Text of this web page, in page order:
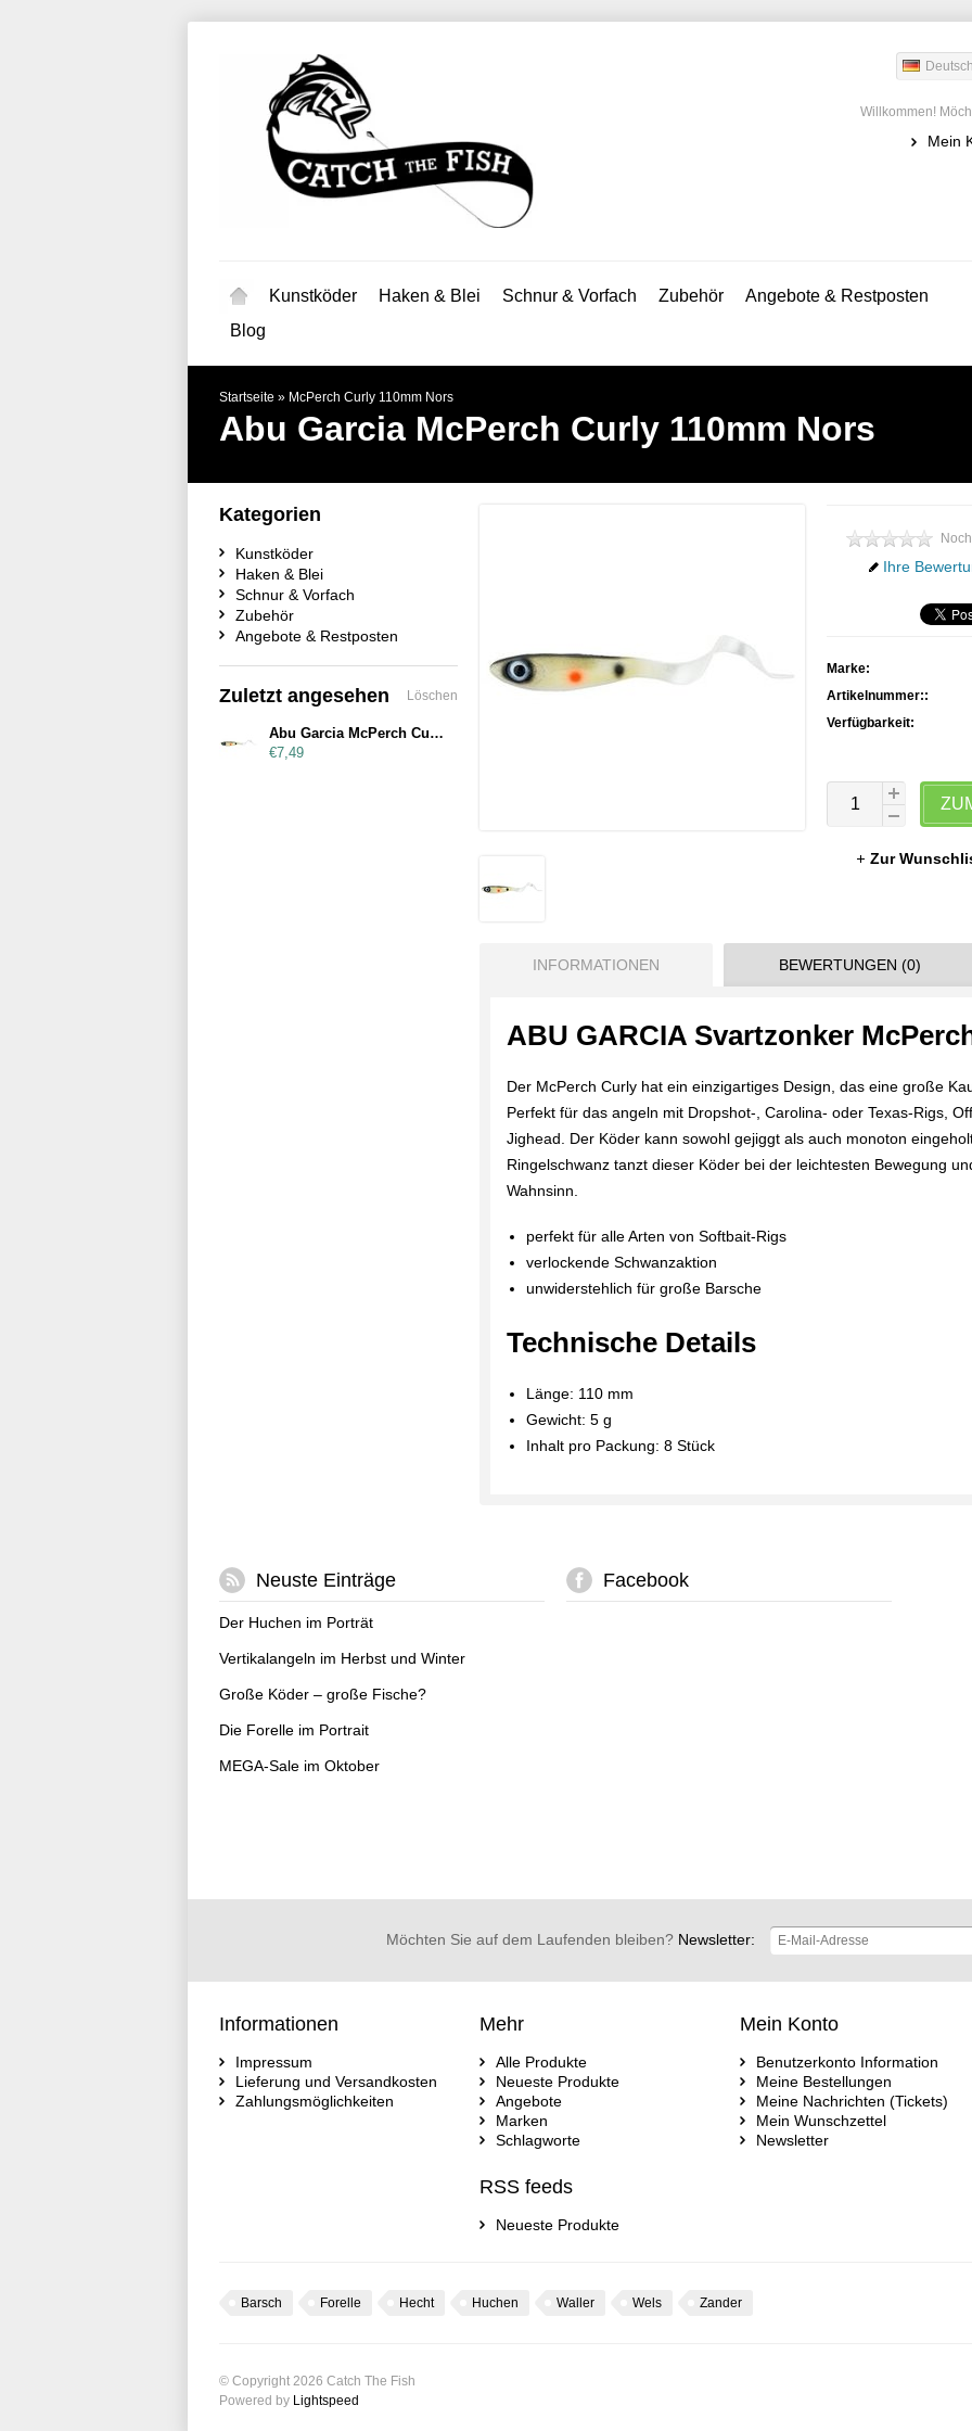
Deutsch
Willkommen!
Mein
Kunstköder Haken & Blei Schnur & Vorfach Zubehör
Angebote & Restposten
Blog
Startseite » McPerch Curly 110mm Nors
Abu Garcia McPerch Curly 110mm Nors
Ihre
Marke:
Artikelnummer::
Verfügbarkeit:
Zur
INFORMATIONEN BEWERTUNGEN (0)
ABU GARCIA Svartzonker
Der McPerch Curly hat ein einzigartiges Design, das eine große
Perfekt für das angeln mit Dropshot-, Carolina- oder Texas-Rigs,
Jighead. Der Köder kann sowohl gejiggt als auch monoton
Ringelschwanz tanzt dieser Köder bei der leichtesten Bewegung
Wahnsinn.
perfekt für alle Arten von Softbait-Rigs
verlockende Schwanzaktion
unwiderstehlich für große Barsche
Technische Details
Länge: 110 mm
Gewicht: 5 g
Inhalt pro Packung: 8 Stück
Kategorien
Kunstköder
Haken & Blei
Schnur & Vorfach
Zubehör
Angebote & Restposten
Zuletzt angesehen Löschen
Abu Garcia McPerch Curly 110mm Nors
€7,49
Neuste Einträge
Der Huchen im Porträt
Vertikalangeln im Herbst und Winter
Große Köder – große Fische?
Die Forelle im Portrait
MEGA-Sale im Oktober
Facebook
Möchten Sie auf dem Laufenden bleiben?Newsletter:
Informationen
Impressum
Lieferung und Versandkosten
Zahlungsmöglichkeiten
Mehr
Alle Produkte
Neueste Produkte
Angebote
Marken
Schlagworte
RSS feeds
Neueste Produkte
Mein Konto
Benutzerkonto Information
Meine Bestellungen
Meine Nachrichten (Tickets)
Mein Wunschzettel
Newsletter
Barsch Forelle Hecht Huchen Waller Wels Zander
© Copyright 2026 Catch The Fish
Powered by Lightspeed